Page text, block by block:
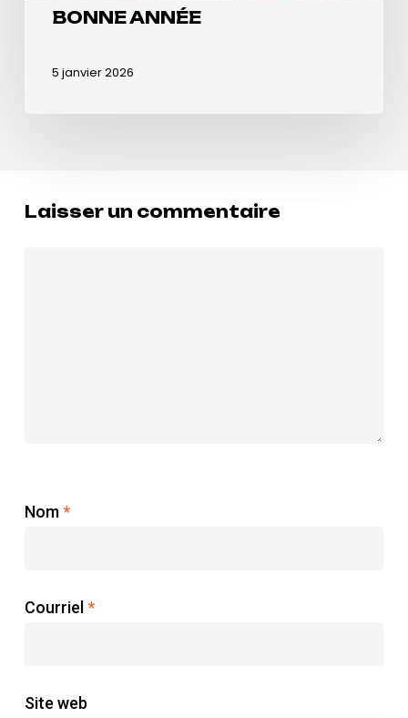
BONNE ANNÉE
5 janvier 2026
Laisser un commentaire
Nom*
Courriel *
Site web